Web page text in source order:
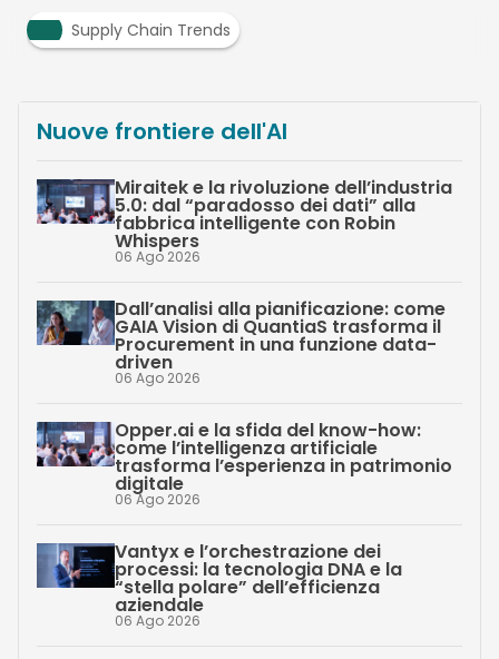
Supply Chain Trends
Nuove frontiere dell'AI
Miraitek e la rivoluzione dell’industria
5.0: dal “paradosso dei dati” alla
fabbrica intelligente con Robin
Whispers
06 Ago 2026
Dall’analisi alla pianificazione: come
GAIA Vision di QuantiaS trasforma il
Procurement in una funzione data-
driven
06 Ago 2026
Opper.ai e la sfida del know-how:
come l’intelligenza artificiale
trasforma l’esperienza in patrimonio
digitale
06 Ago 2026
Vantyx e l’orchestrazione dei
processi: la tecnologia DNA e la
“stella polare” dell’efficienza
aziendale
06 Ago 2026